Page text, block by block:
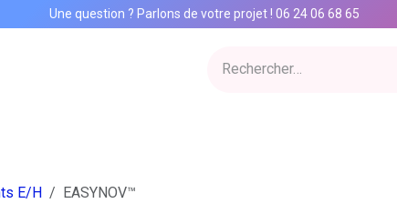
Une question ? Parlons de votre projet! 06 24 06 68 65
E/H EASYNOV™